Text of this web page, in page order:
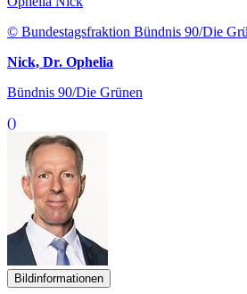
© Bundestagsfraktion Bündnis 90/Die
Nick, Dr. Ophelia
Bündnis 90/Die Grünen
()
Bildinformationen